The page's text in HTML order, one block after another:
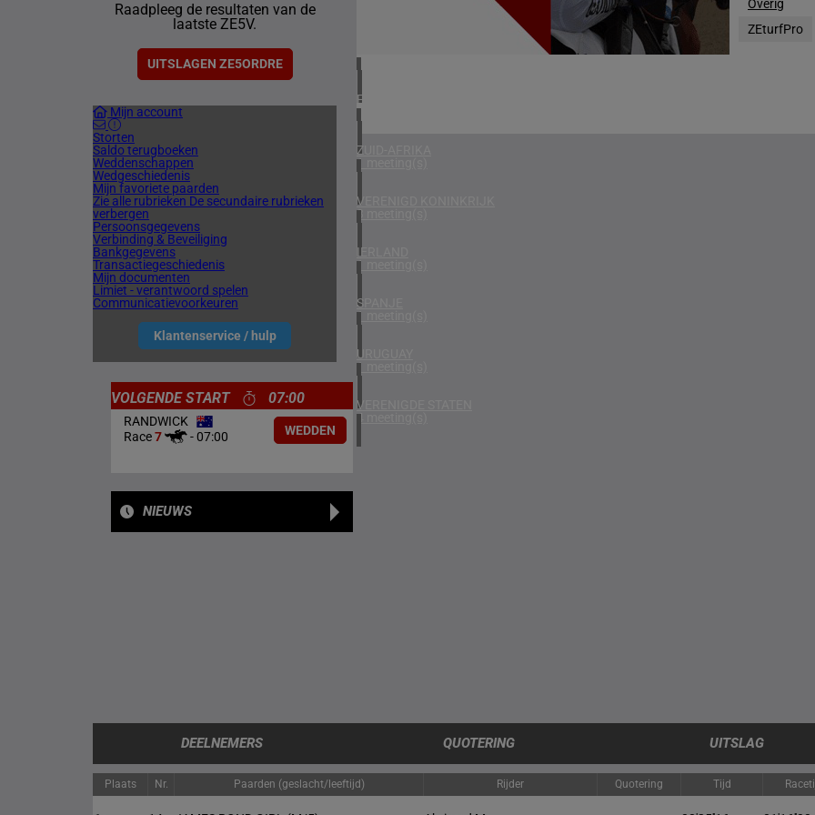
Raadpleeg de resultaten van de
laatste ZE5V.
UITSLAGEN ZE5ORDRE
Mijn account
Storten
Saldo terugboeken
Weddenschappen
Wedgeschiedenis
Mijn favoriete paarden
Zie alle rubrieken De secundaire rubrieken
verbergen
Persoonsgegevens
Verbinding & Beveiliging
Bankgegevens
Transactiegeschiedenis
Mijn documenten
Limiet - verantwoord spelen
Communicatievoorkeuren
Klantenservice / hulp
1 meeting(s)
FINLAND
1 meeting(s)
ZUID-AFRIKA
1 meeting(s)
VERENIGD KONINKRIJK
3 meeting(s)
IERLAND
1 meeting(s)
SPANJE
1 meeting(s)
URUGUAY
1 meeting(s)
VERENIGDE STATEN
4 meeting(s)
Overig
ZEturfPro
VOLGENDE START 07:00
RANDWICK
Race7 -07:00 WEDDEN
NIEUWS
DEELNEMERS QUOTERING UITSLAG
Plaats Nr. Paarden (geslacht/leeftijd) Rijder Quotering Tijd